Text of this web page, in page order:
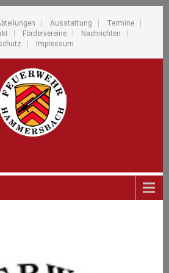
Ausstattung
Termine
Fördervereine
Nachrichten
Impressum